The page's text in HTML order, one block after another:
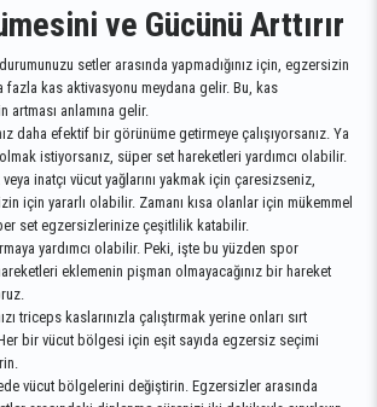
ve Gücünü Arttırır
setler arasında yapmadığınız için, egzersizin
fazla kas aktivasyonu meydana gelir. Bu, kas
artması anlamına gelir.
daha efektif bir görünüme getirmeye çalışıyorsanız. Ya
istiyorsanız, süper set hareketleri yardımcı olabilir.
inatçı vücut yağlarını yakmak için çaresizseniz,
için yararlı olabilir. Zamanı kısa olanlar için mükemmel
set egzersizlerinize çeşitlilik katabilir.
yardımcı olabilir. Peki, işte bu yüzden spor
eklemenin pişman olmayacağınız bir hareket
triceps kaslarınızla çalıştırmak yerine onları sırt
bir vücut bölgesi için eşit sayıda egzersiz seçimi
vücut bölgelerini değiştirin. Egzersizler arasında